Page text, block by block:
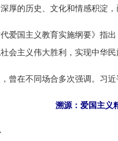
的历史、文化和情感积淀，
国主义教育实施纲要》指出
会主义伟大胜利，实现中华
在不同场合多次强调。习近
溯源：爱国主义